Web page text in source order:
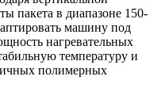
пакета в диапазоне 150-
машину под
нагревательных
температуру и
полимерных